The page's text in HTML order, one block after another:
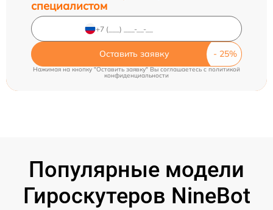
специалистом
Оставить заявку
Нажимая на кнопку "Оставить заявку" Вы соглашаетесь c политикой
конфиденциальности
Популярные модели
Гироскутеров NineBot